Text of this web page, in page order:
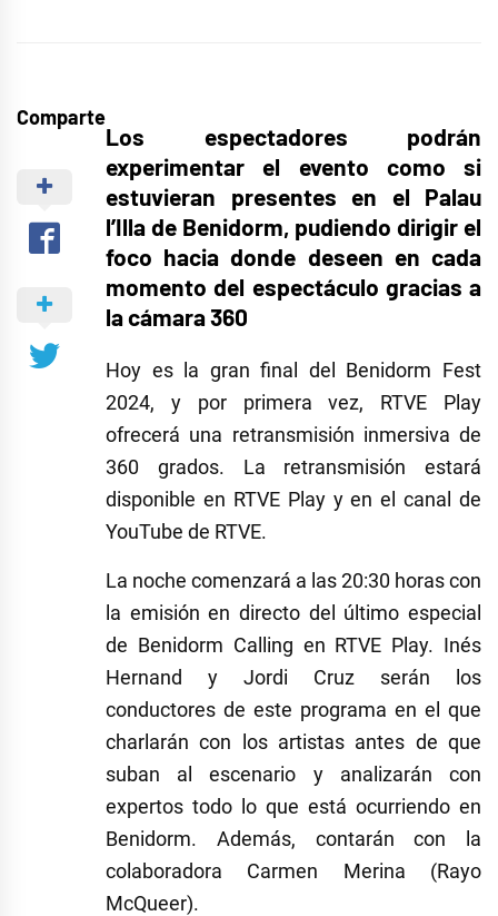
Comparte
Los espectadores podrán
experimentar el evento como si
estuvieran presentes en el Palau
l’Illa de Benidorm, pudiendo dirigir el
foco hacia donde deseen en cada
momento del espectáculo gracias a
la cámara 360
Hoy es la gran final del Benidorm Fest
2024, y por primera vez, RTVE Play
ofrecerá una retransmisión inmersiva de
360 grados. La retransmisión estará
disponible en RTVE Play y en el canal de
YouTube de RTVE.
La noche comenzará a las 20:30 horas con
la emisión en directo del último especial
de Benidorm Calling en RTVE Play. Inés
Hernand y Jordi Cruz serán los
conductores de este programa en el que
charlarán con los artistas antes de que
suban al escenario y analizarán con
expertos todo lo que está ocurriendo en
Benidorm. Además, contarán con la
colaboradora Carmen Merina (Rayo
McQueer).